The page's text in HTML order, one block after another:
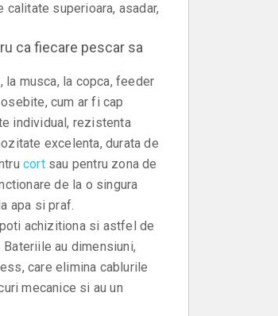
superioara, asadar,
ca fiecare pescar sa
la musca, la copca, feeder
cum ar fi cap
individual, rezistenta
excelenta, durata de
cortsau pentru zona de
de la o singura
apa si praf.
achizitiona si astfel de
au dimensiuni,
care elimina cablurile
mecanice si au un